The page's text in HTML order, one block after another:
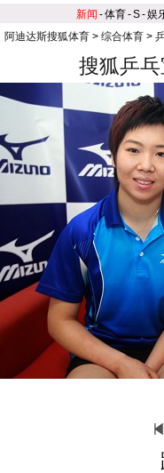
新闻 -体育-S-娱
阿迪达斯搜狐体育> 综合体育>
搜狐乒